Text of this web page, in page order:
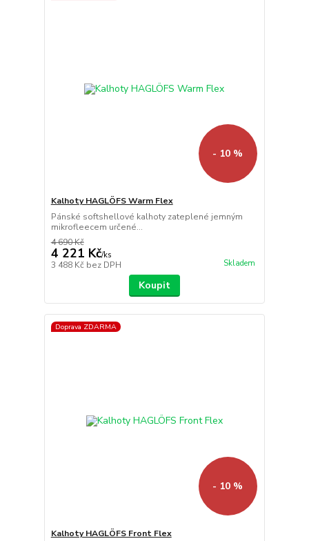
- 10 %
Kalhoty HAGLÖFS Warm Flex
Pánské softshellové kalhoty zateplené jemným
mikrofleecem určené...
4 690 Kč
4 221 Kč/ks
3 488 Kč bez DPH Skladem
Koupit
Doprava ZDARMA
- 10 %
Kalhoty HAGLÖFS Front Flex